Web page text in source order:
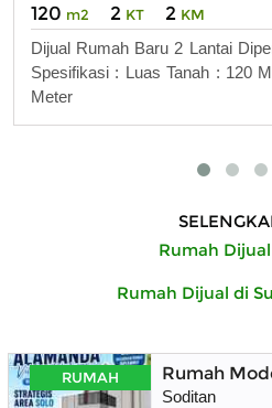
120 m2 2 KT 2 KM
Dijual Rumah Baru 2 Lantai
Spesifikasi : Luas Tanah : 120
Meter
Rumah
Rumah Dijual di
RUMAH Rumah
Soditan